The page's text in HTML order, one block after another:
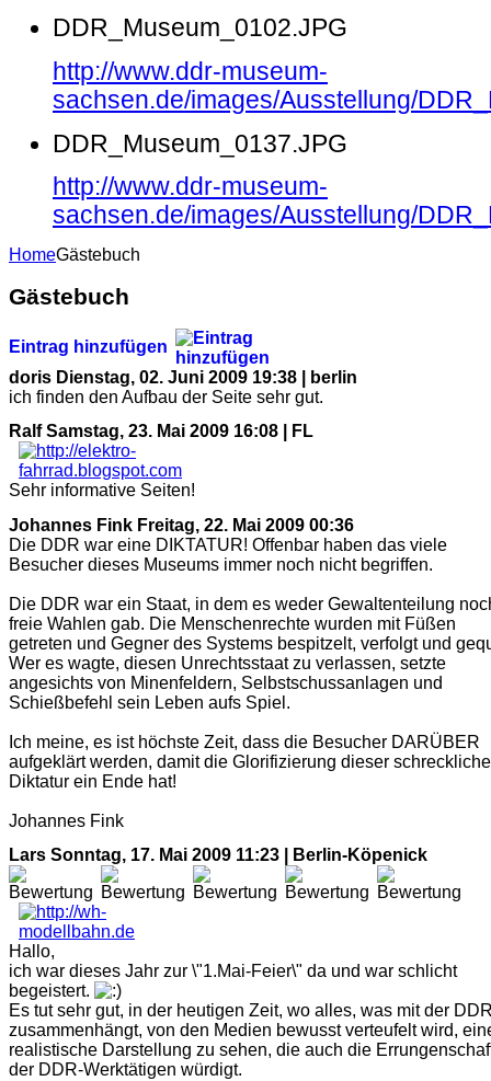
DDR_Museum_0102.JPG
http://www.ddr-museum-
sachsen.de/images/Ausstellung/
DDR_Museum_0137.JPG
http://www.ddr-museum-
sachsen.de/images/Ausstellung/
HomeGästebuch
Gästebuch
Eintrag hinzufügen
doris Dienstag, 02. Juni 2009 19:38 | berlin
ich finden den Aufbau der Seite sehr gut.
Ralf Samstag, 23. Mai 2009 16:08 | FL
Sehr informative Seiten!
Johannes Fink Freitag, 22. Mai 2009 00:36
Die DDR war eine DIKTATUR! Offenbar haben das viele
Besucher dieses Museums immer noch nicht begriffen.
Die DDR war ein Staat, in dem es weder Gewaltenteilung
freie Wahlen gab. Die Menschenrechte wurden mit Füßen
getreten und Gegner des Systems bespitzelt, verfolgt und
Wer es wagte, diesen Unrechtsstaat zu verlassen, setzte
angesichts von Minenfeldern, Selbstschussanlagen und
Schießbefehl sein Leben aufs Spiel.
Ich meine, es ist höchste Zeit, dass die Besucher DARÜBER
aufgeklärt werden, damit die Glorifizierung dieser
Diktatur ein Ende hat!
Johannes Fink
Lars Sonntag, 17. Mai 2009 11:23 | Berlin-Köpenick
Hallo,
ich war dieses Jahr zur \"1.Mai-Feier\" da und war schlicht
begeistert.
Es tut sehr gut, in der heutigen Zeit, wo alles, was mit der
zusammenhängt, von den Medien bewusst verteufelt wird,
realistische Darstellung zu sehen, die auch die
der DDR-Werktätigen würdigt.